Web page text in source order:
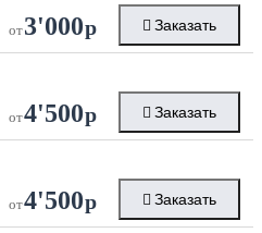
от3'000р Заказать
от4'500р Заказать
от4'500р Заказать